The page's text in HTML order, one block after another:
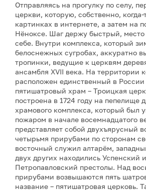
Отправляясь на прогулку по селу,
церкви, которую, собственно,
картинках в интернете, а затем на
Нёноксе. Шаг держу быстрый, место
себе. Внутри комплекса, который
белоснежных сугробах, аккуратно
тропинки, ведущие к церквям
ансамбля XVII века. На территории
расположен единственный в
пятишатровый храм – Троицкая
построена в 1724 году на пепелище
храмового комплекса, который был
пожаром в начале восемнадцатого
представляет собой двухъярусный
четырьмя прирубами по сторонам
восточный служил алтарём,
двух других находились Успенский и
Петропавловский престолы. Над
прирубами возвышаются пять
название – пятишатровая церковь.